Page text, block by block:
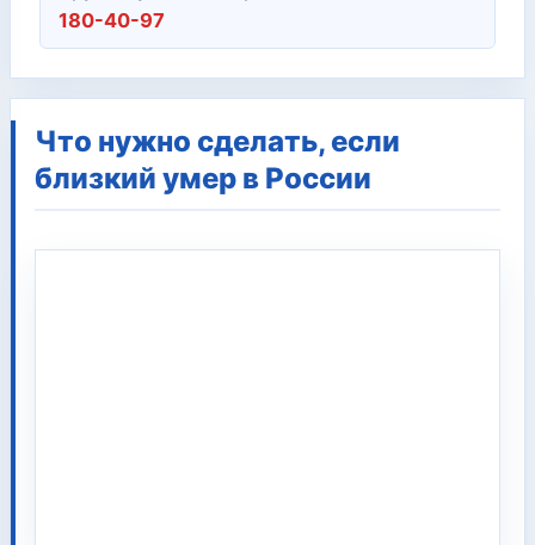
180-40-97
Что нужно сделать, если
близкий умер в России